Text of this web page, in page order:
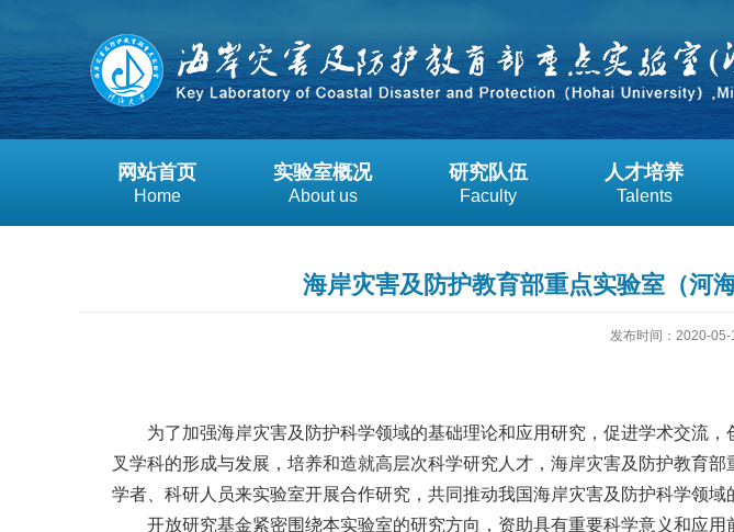
网站首页
Home
实验室概况
About us
研究队伍
Faculty
人才培养
Talents
海岸灾害及防护教育部重点实验室（河
发布时间：2020-05-
为了加强海岸灾害及防护科学领域的基础理论和应用研究，促进学术交流
叉学科的形成与发展，培养和造就高层次科学研究人才，海岸灾害及防护教育
学者、科研人员来实验室开展合作研究，共同推动我国海岸灾害及防护科学领域
开放研究基金紧密围绕本实验室的研究方向，资助具有重要科学意义和应